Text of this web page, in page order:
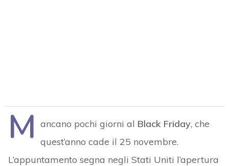
M ancano pochi giorni al Black Friday, che
quest’anno cade il 25 novembre.
L’appuntamento segna negli Stati Uniti l’apertura